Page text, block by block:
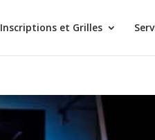
Inscriptions et Grilles